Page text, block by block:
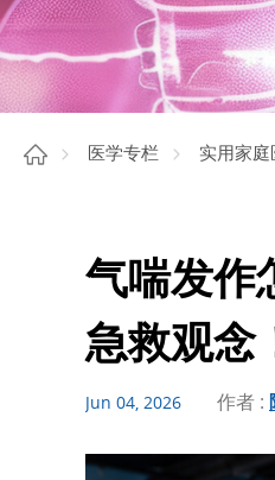
医学专栏 实用家
气喘发作
急救观念
Jun 04, 2026 作者 :